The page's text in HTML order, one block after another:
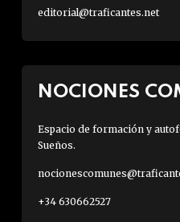
editorial@traficantes.net
NOCIONES
Espacio de formación y
Sueños.
+34 630662527